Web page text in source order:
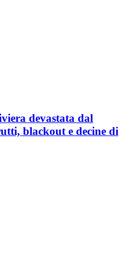
devastata dal
blackout e decine di